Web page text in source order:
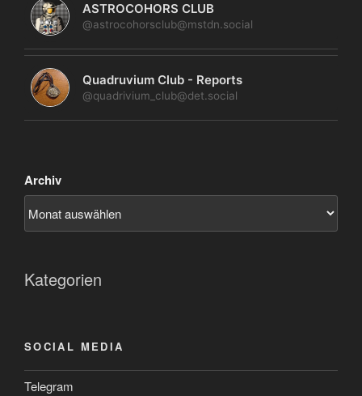
ASTROCOHORS CLUB
@astrocohorsclub@mstdn.social
Quadruvium Club - Reports
@quadrivium_club@det.social
Archiv
Kategorien
SOCIAL MEDIA
Telegram